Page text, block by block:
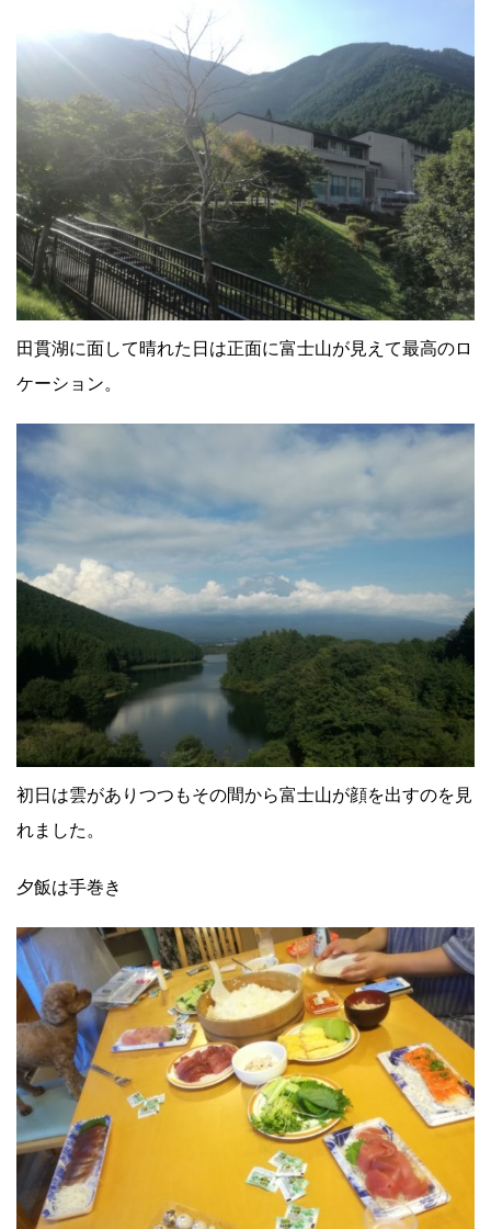
田貫湖に面して晴れた日は正面に富士山が見えて最高のロ
ケーション。
初日は雲がありつつもその間から富士山が顔を出すのを見
れました。
夕飯は手巻き